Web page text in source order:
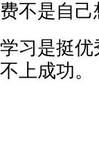
费不是自
学习是挺
不上成功。